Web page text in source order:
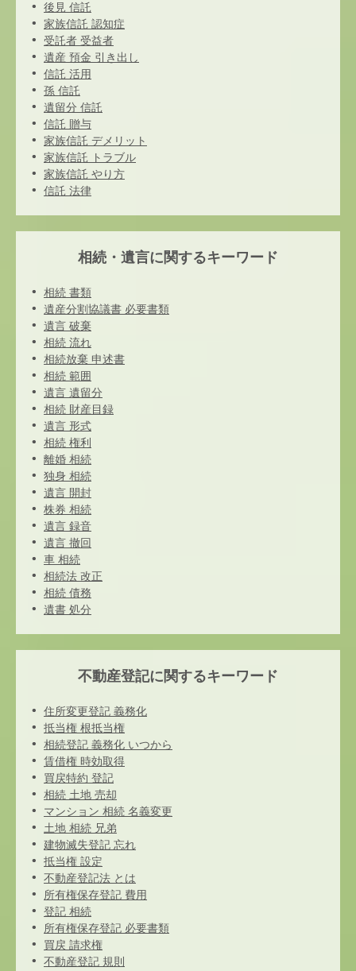
後見 信託
家族信託 認知症
受託者 受益者
遺産 預金 引き出し
信託 活用
孫 信託
遺留分 信託
信託 贈与
家族信託 デメリット
家族信託 トラブル
家族信託 やり方
信託 法律
相続・遺言に関するキーワード
相続 書類
遺産分割協議書 必要書類
遺言 破棄
相続 流れ
相続放棄 申述書
相続 範囲
遺言 遺留分
相続 財産目録
遺言 形式
相続 権利
離婚 相続
独身 相続
遺言 開封
株券 相続
遺言 録音
遺言 撤回
車 相続
相続法 改正
相続 債務
遺書 処分
不動産登記に関するキーワード
住所変更登記 義務化
抵当権 根抵当権
相続登記 義務化 いつから
賃借権 時効取得
買戻特約 登記
相続 土地 売却
マンション 相続 名義変更
土地 相続 兄弟
建物滅失登記 忘れ
抵当権 設定
不動産登記法 とは
所有権保存登記 費用
登記 相続
所有権保存登記 必要書類
買戻 請求権
不動産登記 規則